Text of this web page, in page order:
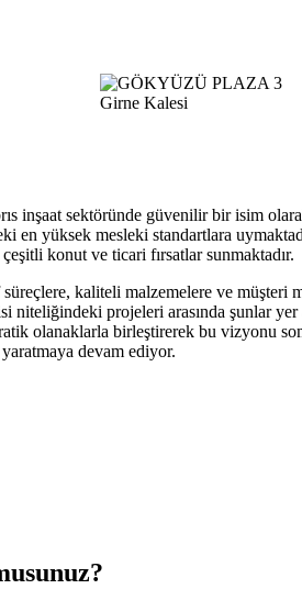
Girne Kalesi
inşaat sektöründe güvenilir bir isim
yüksek mesleki standartlara
konut ve ticari fırsatlar sunmaktadır.
kaliteli malzemelere ve müşteri
niteliğindeki projeleri arasında şunlar yer
olanaklarla birleştirerek bu vizyonu
devam ediyor.